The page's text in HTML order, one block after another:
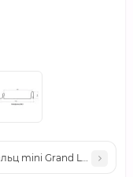
пленкой на замках RAL
mini Grand Line 0,45